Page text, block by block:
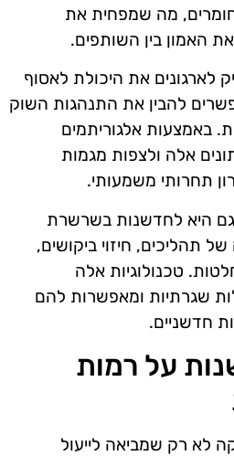
מה שמפחית את
את האמון בין השותפים.
לארגונים את היכולת לאסוף
להבין את התנהגות השוק
באמצעות אלגוריתמים
אלה ולצפות מגמות
תחרותי משמעותי.
היא לחדשנות בשרשרת
תהליכים, חיזוי ביקושים,
טכנולוגיות אלה
שגרתיות ומאפשרות להם
חדשניים.
על רמות
לא רק שמביאה לייעול